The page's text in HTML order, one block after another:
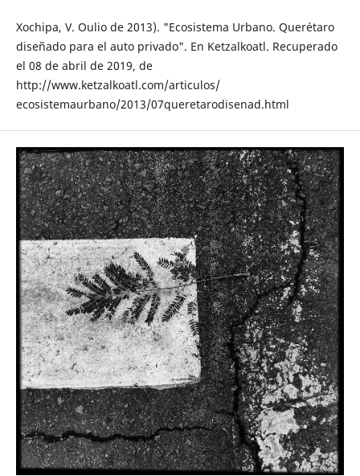
Xochipa, V. Oulio de 2013). "Ecosistema Urba­no. Querétaro
diseñado para el auto priva­do". En Ketzalkoatl. Recuperado
el 08 de abril de 2019, de
http://www.ketzalkoatl.com/articulos/
ecosistemaurbano/2013/07queretarodisenad.html